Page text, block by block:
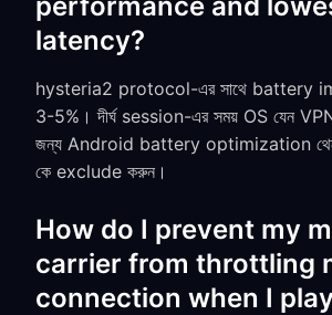
latency?
hysteria2 protocol-এর সাথে battery
3-5%। দীর্ঘ session-এর সময় OS যেন VPN-
জন্য Android battery optimization
কে exclude করুন।
How do I prevent my
carrier from throttling
connection when I